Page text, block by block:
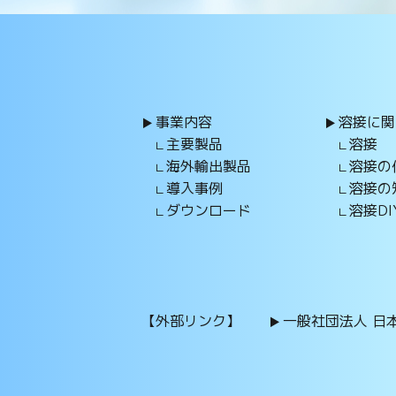
事業内容
主要製品
海外輸出製品
導入事例
ダウンロード
溶接に
溶接
溶接の
溶接の
溶接
【外部リンク】 一般社団法人 日